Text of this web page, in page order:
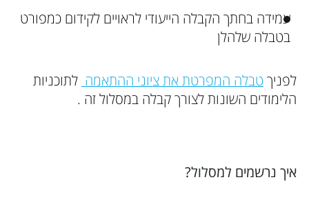
עמידה בחתך הקבלה הייעודי לראויים לקידום כמפורט
בטבלה שלהלן
לפניךטבלה המפרטת את ציוני ההתאמה לתוכניות
הלימודים השונות לצורך קבלה במסלול זה .
איך נרשמים למסלול?